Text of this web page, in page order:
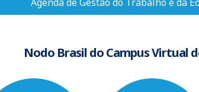
Agenda de Gestão do Trabalho e da
Nodo Brasil do Campus Virtual